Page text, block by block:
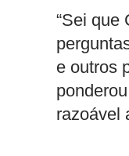
“Sei que
e outros
razoável